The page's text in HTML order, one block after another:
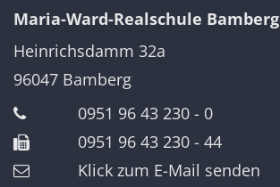
Maria-Ward-Realschule Bamberg
Heinrichsdamm 32a
96047 Bamberg
0951 96 43 230 - 0
0951 96 43 230 - 44
Klick zum E-Mail senden